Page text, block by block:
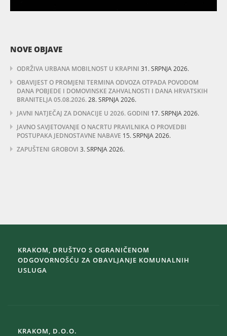
NOVE OBJAVE
ODRŽIVA URBANA MOBILNOST U KRAPINI 31. SRPNJA 2026.
OBAVIJEST O PROMJENI TERMINA ODVOZA OTPADA POVODOM
DANA POBJEDE I DOMOVINSKE ZAHVALNOSTI I DANA HRVATSKIH
BRANITELJA 05.08.2026.28. SRPNJA 2026.
JAVNI NATJEČAJ ZA DONACIJE U 2026. GODINI 17. SRPNJA 2026.
JAVNO SAVJETOVANJE O NACRTU PRAVILNIKA O PROVEDBI
POSTUPAKA JEDNOSTAVNE NABAVE 15. SRPNJA 2026.
ZAPUŠTENI GROBOVI 3. SRPNJA 2026.
KRAKOM, DRUŠTVO S OGRANIČENOM
ODGOVORNOŠĆU ZA OBAVLJANJE KOMUNALNIH
USLUGA
KRAKOM, D.O.O.